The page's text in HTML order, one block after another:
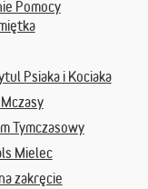
Pomocy
Psiaka i Kociaka
Tymczasowy
Mielec
zakręcie